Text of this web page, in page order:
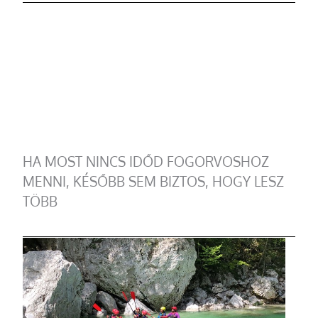
HA MOST NINCS IDŐD FOGORVOSHOZ
MENNI, KÉSŐBB SEM BIZTOS, HOGY LESZ
TÖBB